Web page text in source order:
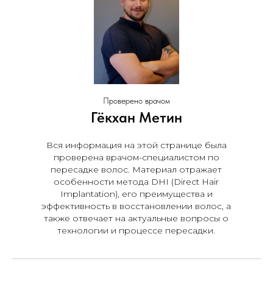
Проверено врачом
Гёкхан Метин
Вся информация на этой странице была
проверена врачом-специалистом по
пересадке волос. Материал отражает
особенности метода DHI (Direct Hair
Implantation), его преимущества и
эффективность в восстановлении волос, а
также отвечает на актуальные вопросы о
технологии и процессе пересадки.